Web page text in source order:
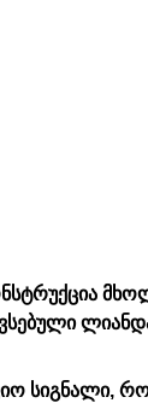
სიგნალი,